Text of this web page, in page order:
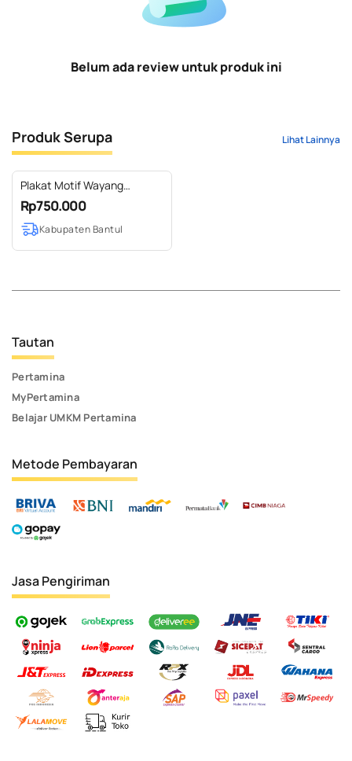
Belum ada review untuk produk ini
Produk Serupa Lihat Lainnya
Plakat Motif Wayang
Pandawa Lima
Rp750.000
Kabupaten Bantul
Tautan
Pertamina
MyPertamina
Belajar UMKM Pertamina
Metode Pembayaran
Jasa Pengiriman